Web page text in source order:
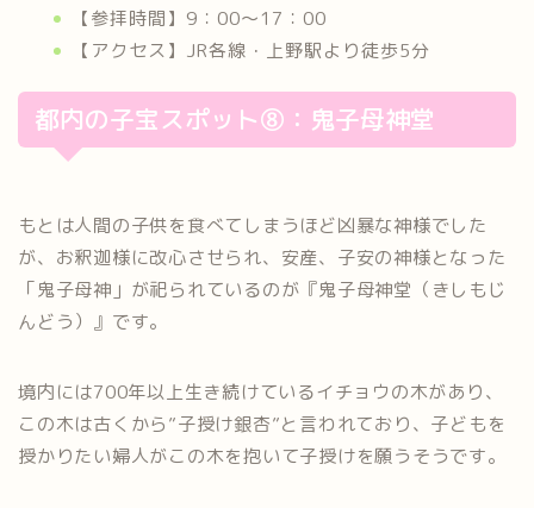
【参拝時間】9：00～17：00
【アクセス】JR各線・上野駅より徒歩5分
都内の子宝スポット⑧：鬼子母神堂
もとは人間の子供を食べてしまうほど凶暴な神様でした
が、お釈迦様に改心させられ、安産、子安の神様となった
「鬼子母神」が祀られているのが『鬼子母神堂（きしもじ
んどう）』です。
境内には700年以上生き続けているイチョウの木があり、
この木は古くから”子授け銀杏”と言われており、子どもを
授かりたい婦人がこの木を抱いて子授けを願うそうです。